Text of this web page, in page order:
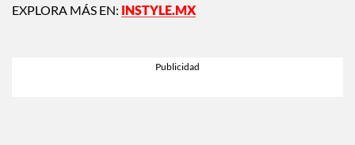
EXPLORA MÁS EN: INSTYLE.MX